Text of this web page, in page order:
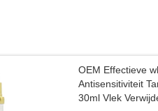
OEM Effectieve
Antisensitiviteit
30ml Vlek